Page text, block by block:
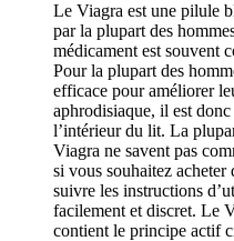
Le Viagra est une pilule
par la plupart des
médicament est souvent
Pour la plupart des
efficace pour améliorer
aphrodisiaque, il est
l’intérieur du lit. La
Viagra ne savent pas
si vous souhaitez
suivre les instructions
facilement et discret. Le
contient le principe actif